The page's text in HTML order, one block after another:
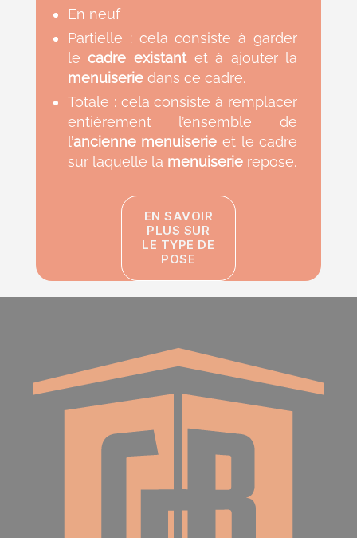
En neuf
Partielle : cela consiste à garder
lecadre existantet à ajouter la
menuiseriedans ce cadre.
Totale : cela consiste à remplacer
entièrement l’ensemble de
l’ancienne menuiserie et le cadre
sur laquelle la menuiserierepose.
EN SAVOIR
PLUS SUR
LE TYPE DE
POSE